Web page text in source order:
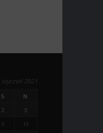
styczeń 2021
S
N
2
3
9
10